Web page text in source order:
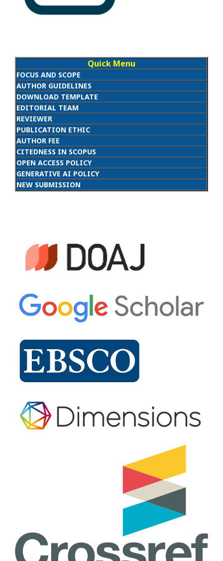
Quick Menu
FOCUS AND SCOPE
AUTHOR GUIDELINES
DOWNLOAD TEMPLATE
EDITORIAL TEAM
REVIEWER
PUBLICATION ETHIC
AUTHOR FEE
CITEDNESS IN SCOPUS
OPEN ACCESS POLICY
GENERATIVE AI POLICY
NEW SUBMISSION